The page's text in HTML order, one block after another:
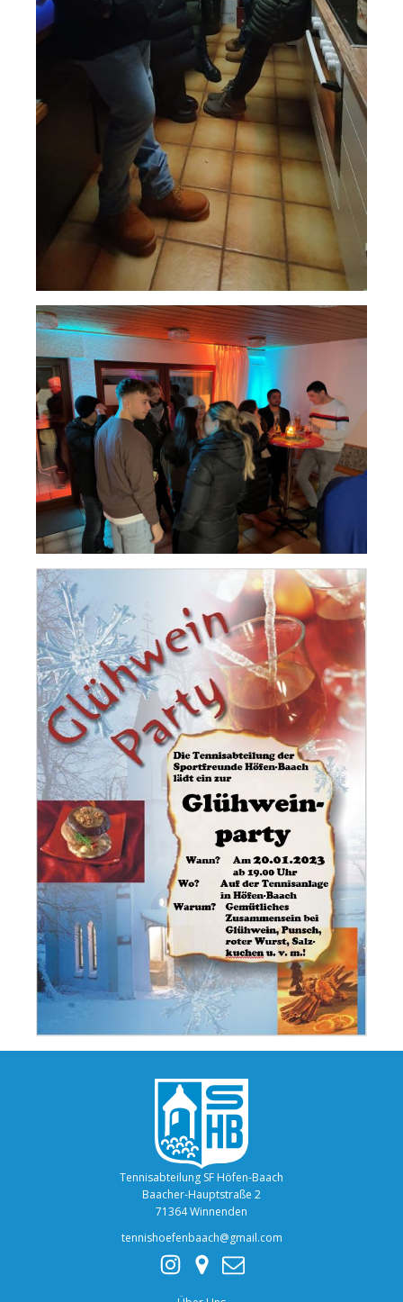
Tennisabteilung SF Höfen-Baach
Baacher-Hauptstraße 2
71364 Winnenden
tennishoefenbaach@gmail.com